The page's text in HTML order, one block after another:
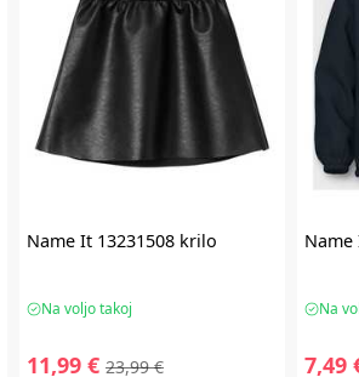
Name It 13231508 krilo
Na voljo takoj
11,99 € 23,99 €
Name
Na
7,49